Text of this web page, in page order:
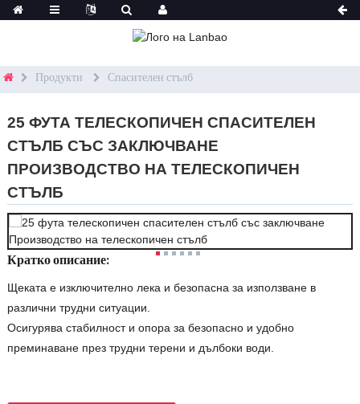
Продукти Спасителен стълб
25 ФУТА ТЕЛЕСКОПИЧЕН СПАСИТЕЛЕН
СТЪЛБ СЪС ЗАКЛЮЧВАНЕ
ПРОИЗВОДСТВО НА ТЕЛЕСКОПИЧЕН
СТЪЛБ
Кратко описание:
Щеката е изключително лека и безопасна за използване в
различни трудни ситуации.
Осигурява стабилност и опора за безопасно и удобно
преминаване през трудни терени и дълбоки води.